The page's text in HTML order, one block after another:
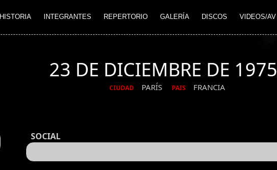
HISTORIA INTEGRANTES REPERTORIO GALERÍA DISCOS VIDEOS/AV
23 DE DICIEMBRE DE 1975
CIUDAD PARÍS PAIS FRANCIA
SOCIAL